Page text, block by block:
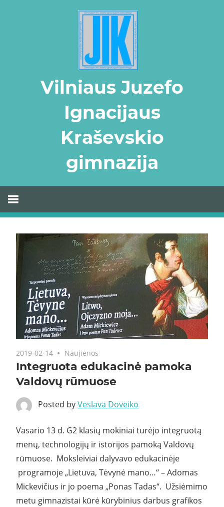
Vilniaus Juzefo
Ignacijaus
Kraševskio
gimnazija
2019-02-14 Naujienos
Integruota edukacinė pamoka
Valdovų rūmuose
Posted byVeslava Doveiko
Vasario 13 d. G2 klasių mokiniai turėjo integruotą
menų, technologijų ir istorijos pamoką Valdovų
rūmuose. Moksleiviai dalyvavo edukacinėje
programoje „Lietuva, Tėvynė mano…“ – Adomas
Mickevičius ir jo poema „Ponas Tadas“. Užsiėmimo
metu gimnazistai kūrė kūrybinius darbus grafikos